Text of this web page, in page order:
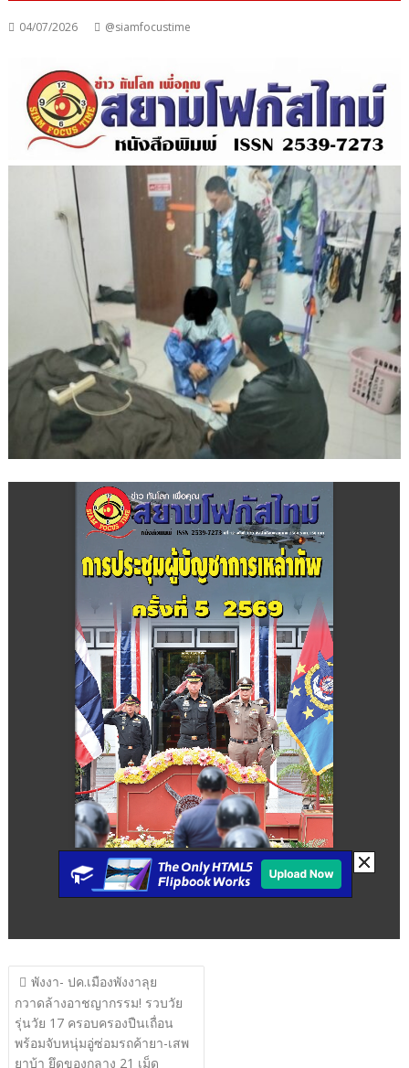
04/07/2026 @siamfocustime
แนะแนว
เรื่อง
พังงา- ปค.เมืองพังงาลุย
กวาดล้างอาชญากรรม! รวบวัย
รุ่นวัย 17 ครอบครองปืนเถื่อน
พร้อมจับหนุ่มอู่ซ่อมรถค้ายา-เสพ
ยาบ้า ยึดของกลาง 21 เม็ด